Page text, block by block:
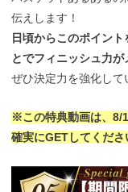
伝えします！
日頃からこのポイン
とでフィニッシュ力が
ぜひ決定力を強化して
※この特典動画は、8/
確実にGETしてくださ